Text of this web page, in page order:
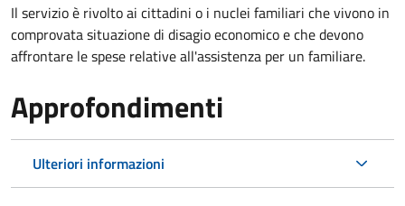
Il servizio è rivolto ai cittadini o i nuclei familiari che vivono in
comprovata situazione di disagio economico e che devono
affrontare le spese relative all'assistenza per un familiare.
Approfondimenti
Ulteriori informazioni